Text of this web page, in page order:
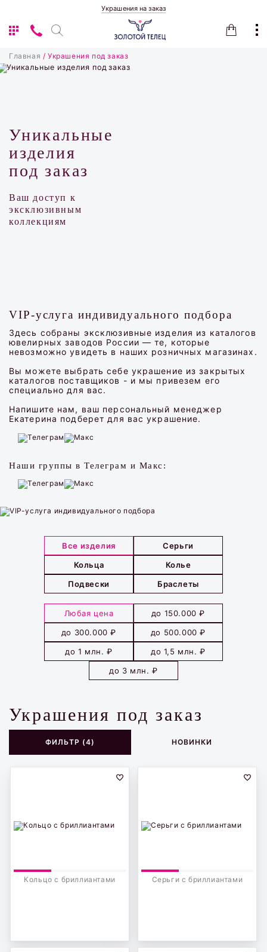
Украшения на заказ
Главная / Украшения под заказ
Уникальные
изделия
под заказ
Ваш доступ к
эксклюзивным
коллекциям
VIP-услуга индивидуального подбора
Здесь собраны эксклюзивные изделия из каталогов
ювелирных заводов России — те, которые
невозможно увидеть в наших розничных магазинах.
Вы можете выбрать себе украшение из закрытых
каталогов поставщиков - и мы привезем его
специально для вас.
Напишите нам, ваш персональный менеджер
Екатерина подберет для вас украшение.
Наши группы в Телеграм и Макс:
Все изделия
Серьги
Кольца
Колье
Подвески
Браслеты
Любая цена
до 150.000 ₽
до 300.000 ₽
до 500.000 ₽
до 1 млн. ₽
до 1,5 млн. ₽
до 3 млн. ₽
Украшения под заказ
ФИЛЬТР (4) НОВИНКИ
Кольцо с бриллиантами Серьги с бриллиантами